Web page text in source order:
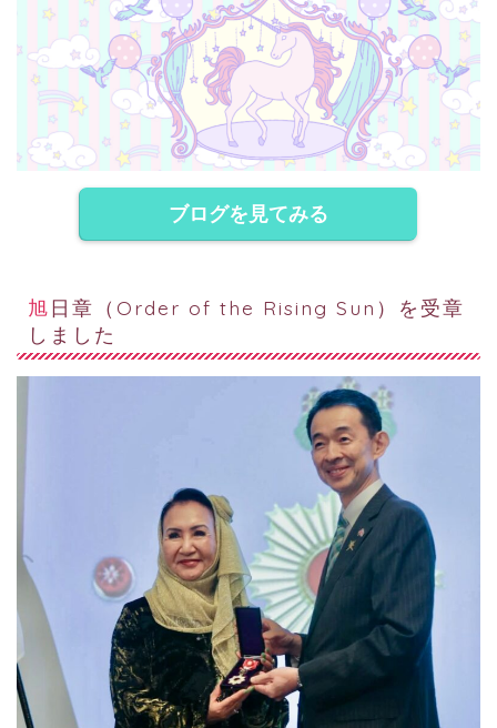
ブログを見てみる
旭日章（Order of the Rising Sun）を受章
しました